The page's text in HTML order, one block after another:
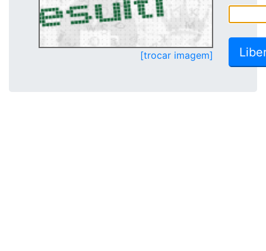
[trocar imagem]